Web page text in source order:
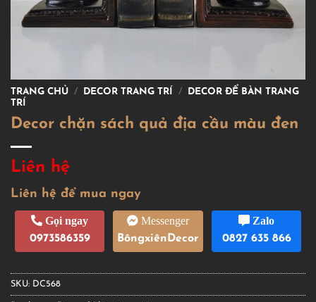
TRANG CHỦ / DECOR TRANG TRÍ /
DECOR ĐỂ BÀN TRANG
TRÍ
Decor chặn sách quả địa cầu màu đen
Liên hệ
Liên hệ để mua ngay
Gọi ngay
0973586359
Messenger
BôngxiênDecor
Zalo
0827 635 866
SKU: DC568